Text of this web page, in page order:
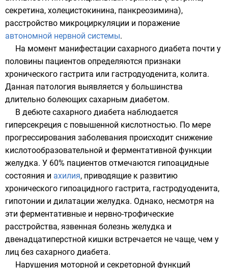
секретина, холецистокинина, панкреозимина),
расстройство микроциркуляции и поражение
автономной нервной системы.
На момент манифестации сахарного диабета почти у
половины пациентов определяются признаки
хронического гастрита или гастродуоденита, колита.
Данная патология выявляется у большинства
длительно болеющих сахарным диабетом.
В дебюте сахарного диабета наблюдается
гиперсекреция с повышенной кислотностью. По мере
прогрессирования заболевания происходит снижение
кислотообразовательной и ферментативной функции
желудка. У 60% пациентов отмечаются гипоацидные
состояния и ахилия, приводящие к развитию
хронического гипоацидного гастрита, гастродуоденита,
гипотонии и дилатации желудка. Однако, несмотря на
эти ферментативные и нервно-трофические
расстройства, язвенная болезнь желудка и
двенадцатиперстной кишки встречается не чаще, чем у
лиц без сахарного диабета.
Нарушения моторной и секреторной функций